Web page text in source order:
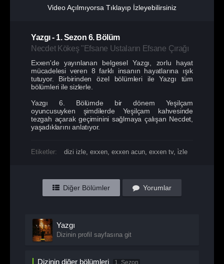
Video Açılmıyorsa Tıklayıp İzleyebilirsiniz
Yazgı- 1. Sezon 6. Bölüm
Necdet Kökeş "Efsane Ustaların Efsane Çırağı
Exxen'de yayınlanan belgesel Yazgı, zorlu hayat
mücadelesi veren 8 farklı insanın hayatlarına ışık
tutuyor. Birbirinden özel bölümleri ile Yazgı tüm
bölümleri ile sizlerle.
Yazgı 6. Bölümde bir dönem Yeşilçam
oyuncusuyken şimdilerde Yeşilçam kahvesinde
tezgah açarak geçiminini sağlmaya çalışan Necdet,
yaşadıklarını anlatıyor.
Etiketler: dizi izle exxen exxen acun exxen tv, i̇zle
Diğer Bölümler Yorumlar
Yazgı
Dizinin profil sayfasına git
Dizinin diğer bölümleri 1. Sezon